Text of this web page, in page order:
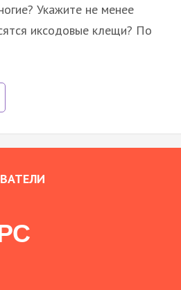
Укажите не менее
иксодовые клещи? По